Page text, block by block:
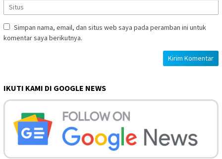
Simpan nama, email, dan situs web saya pada peramban ini untuk
komentar saya berikutnya.
IKUTI KAMI DI GOOGLE NEWS